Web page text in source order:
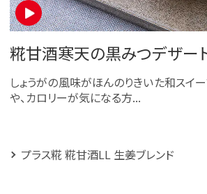
糀甘酒寒天の黒みつデザー
しょうがの風味がほんのりきいた和スイ
や、カロリーが気になる方...
プラス糀 糀甘酒LL 生姜ブレンド